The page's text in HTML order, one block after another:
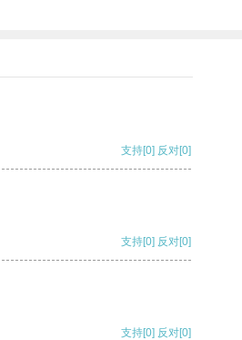
支持[0] 反对[0]
支持[0] 反对[0]
支持[0] 反对[0]